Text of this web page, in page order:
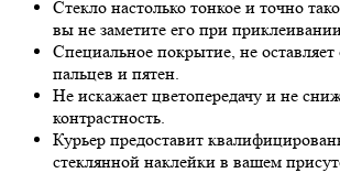
Стекло настолько тонкое и точно
вы не заметите его при
Специальное покрытие, не оставляет
пальцев и пятен.
Не искажает цветопередачу и не
контрастность.
Курьер предоставит
стеклянной наклейки в вашем